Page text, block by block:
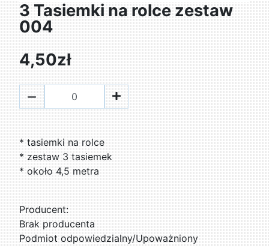
3 Tasiemki na rolce zestaw
004
4,50zł
* tasiemki na rolce
* zestaw 3 tasiemek
* około 4,5 metra
Producent:
Brak producenta
Podmiot odpowiedzialny/Upoważniony